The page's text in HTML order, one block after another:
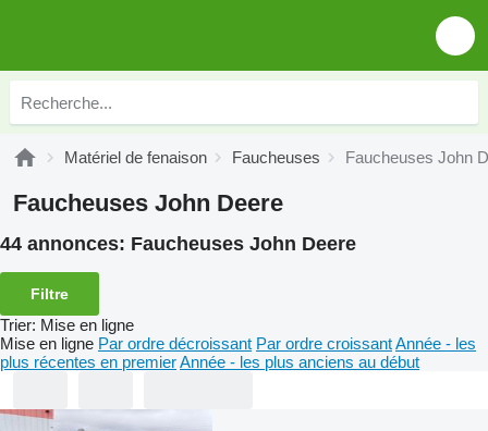
Matériel de fenaison Faucheuses Faucheuses John
Faucheuses John Deere
44 annonces: Faucheuses John Deere
Filtre
Trier: Mise en ligne
Mise en ligne Par ordre décroissant Par ordre croissantAnnée - les
plus récentes en premierAnnée - les plus anciens au début